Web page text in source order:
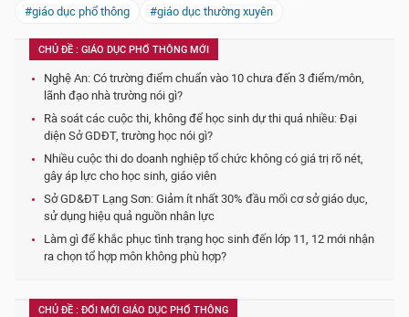
#giáo dục phổ thông
#giáo dục thường xuyên
CHỦ ĐỀ : GIÁO DỤC PHỔ THÔNG MỚI
Nghệ An: Có trường điểm chuẩn vào 10 chưa đến 3 điểm/môn,
lãnh đạo nhà trường nói gì?
Rà soát các cuộc thi, không để học sinh dự thi quá nhiều: Đại
diện Sở GDĐT, trường học nói gì?
Nhiều cuộc thi do doanh nghiệp tổ chức không có giá trị rõ nét,
gây áp lực cho học sinh, giáo viên
Sở GD&ĐT Lạng Sơn: Giảm ít nhất 30% đầu mối cơ sở giáo dục,
sử dụng hiệu quả nguồn nhân lực
Làm gì để khắc phục tình trạng học sinh đến lớp 11, 12 mới nhận
ra chọn tổ hợp môn không phù hợp?
CHỦ ĐỀ : ĐỔI MỚI GIÁO DỤC PHỔ THÔNG